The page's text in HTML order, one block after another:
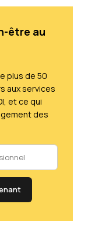
être au
plus de 50
aux services
et ce qui
des